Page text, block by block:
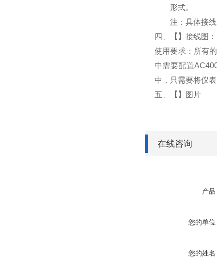
形式。
注：具体接
四、
【 】 接线图
使用要求：所有
中需要配置
中，只需要将仪
五、
【 】 图片
在线咨询
产品
您的单位
您的姓名